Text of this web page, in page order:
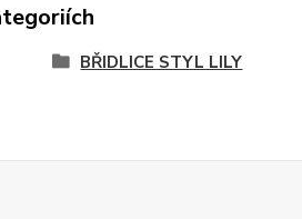
BŘIDLICE STYL LILY